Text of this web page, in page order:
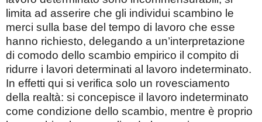
limita ad asserire che gli individui scambino le
merci sulla base del tempo di lavoro che esse
hanno richiesto, delegando a un’interpretazione
di comodo dello scambio empirico il compito di
ridurre i lavori determinati al lavoro indeterminato.
In effetti qui si verifica solo un rovesciamento
della realtà: si concepisce il lavoro indeterminato
come condizione dello scambio, mentre è proprio